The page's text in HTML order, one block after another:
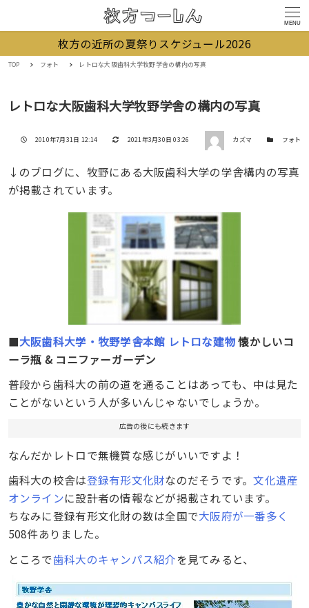
MENU
枚方の近所の夏祭りスケジュール2026
TOP フォト レトロな大阪歯科大学牧野学舎の構内の写真
レトロな大阪歯科大学牧野学舎の構内の写真
投稿日
2010年7月31日 12:14 更新日
2021年3月30日 03:26 著者 カズマ カテゴリー
フォト
↓のブログに、牧野にある大阪歯科大学の学舎構内の写真
が掲載されています。
■大阪歯科大学・牧野学舎本館 レトロな建物懐かしいコ
ーラ瓶 & コニファーガーデン
普段から歯科大の前の道を通ることはあっても、中は見た
ことがないという人が多いんじゃないでしょうか。
広告の後にも続きます
なんだかレトロで無機質な感じがいいですよ！
歯科大の校舎は登録有形文化財なのだそうです。文化遺産
オンラインに設計者の情報などが掲載されています。
ちなみに登録有形文化財の数は全国で大阪府が一番多く
508件ありました。
ところで歯科大のキャンパス紹介を見てみると、